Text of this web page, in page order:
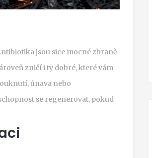
jsou sice mocné zbraně
zničí i ty dobré, které vám
únava nebo
se regenerovat, pokud